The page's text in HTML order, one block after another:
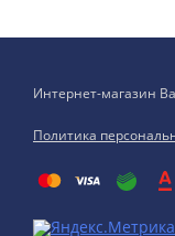
Интернет-магазин
Политика